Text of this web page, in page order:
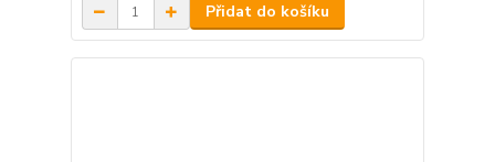
Přidat do košíku